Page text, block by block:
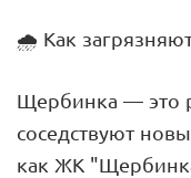
🌧️ Как
Щербинка — это
соседствуют
как ЖК